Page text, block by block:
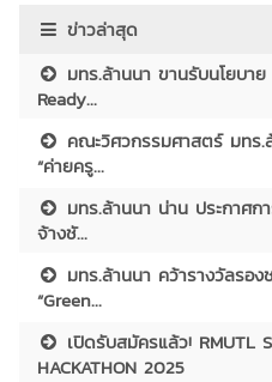
ข่าวล่าสุด
มทร.ล้านนา ขานรับนโยบา
Ready...
คณะวิศวกรรมศาสตร์ มทร
“ค่ายครู...
มทร.ล้านนา น่าน ประกาศก
จ้างชั...
มทร.ล้านนา คว้ารางวัลรอง
“Green...
เปิดรับสมัครแล้ว! RMUTL
HACKATHON 2025